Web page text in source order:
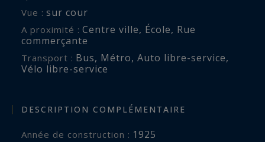
Vue : sur cour
A proximité : Centre ville, École, Rue
commerçante
Transport : Bus, Métro, Auto libre-service,
Vélo libre-service
DESCRIPTION COMPLÉMENTAIRE
Année de construction : 1925